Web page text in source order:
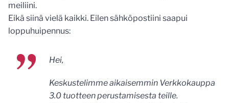
meiliini.
Eikä siinä vielä kaikki. Eilen sähköpostiini saapui
loppuhuipennus:
Hei,
Keskustelimme aikaisemmin Verkkokauppa
3.0 tuotteen perustamisesta teille.